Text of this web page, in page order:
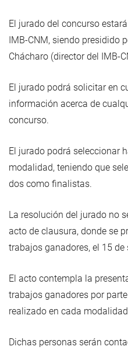
El jurado del concurso
IMB-CNM, siendo presidido
Chácharo (director del IMB-
El jurado podrá solicitar en
información acerca de
concurso.
El jurado podrá seleccionar
modalidad, teniendo que
dos como finalistas.
La resolución del jurado no
acto de clausura, donde se
trabajos ganadores, el 15 de
El acto contempla la
trabajos ganadores por
realizado en cada
Dichas personas serán